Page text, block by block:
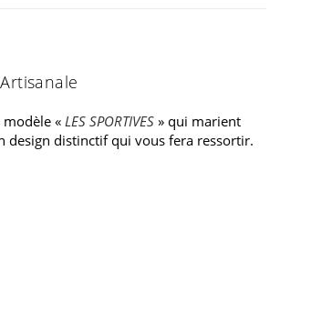
« LES SPORTIVES » qui marient
design distinctif qui vous fera ressortir.